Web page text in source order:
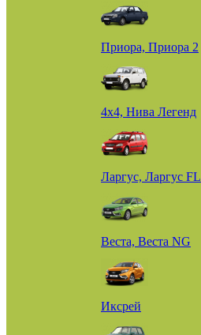
Приора, Приора 2
4х4, Нива Легенд
Ларгус, Ларгус FL
Веста, Веста NG
Иксрей